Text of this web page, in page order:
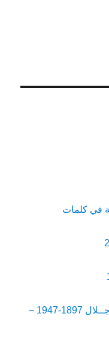
في كلمات
آســـيـــا 1912-1986 – أحــمــد جــلال 1897-1947 –